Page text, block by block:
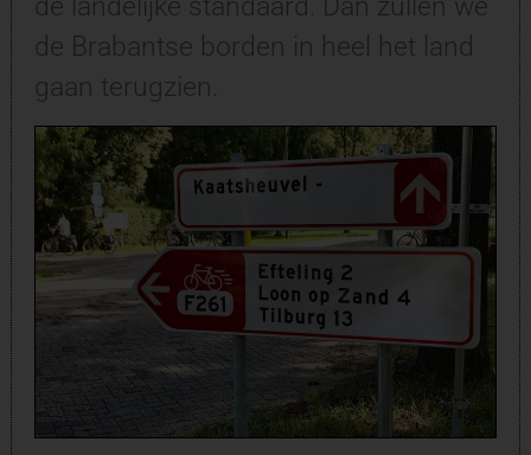
de landelijke standaard. Dan zullen we
de Brabantse borden in heel het land
gaan terugzien.